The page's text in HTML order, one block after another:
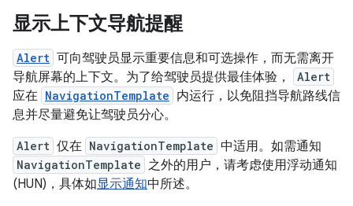
显示上下文导航提醒
Alert 可向驾驶员显示重要信息和可选操作，而无需离开
导航屏幕的上下文。为了给驾驶员提供最佳体验，
Alert
应在 NavigationTemplate 内运行，以免阻挡导航路线信
息并尽量避免让驾驶员分心。
Alert 仅在 NavigationTemplate 中适用。如需通知
NavigationTemplate 之外的用户，请考虑使用浮动通知
(HUN)，具体如显示通知中所述。